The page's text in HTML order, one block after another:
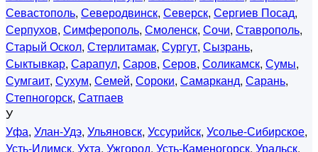
Севастополь, Северодвинск, Северск, Сергиев Посад,
Серпухов, Симферополь, Смоленск, Сочи, Ставрополь,
Старый Оскол, Стерлитамак, Сургут, Сызрань,
Сыктывкар, Сарапул, Саров, Серов, Соликамск, Сумы,
Сумгаит, Сухум, Семей, Сороки, Самарканд, Сарань,
Степногорск, Сатпаев
У
Уфа, Улан-Удэ, Ульяновск, Уссурийск, Усолье-Сибирское,
Усть-Илимск, Ухта, Ужгород, Усть-Каменогорск, Уральск,